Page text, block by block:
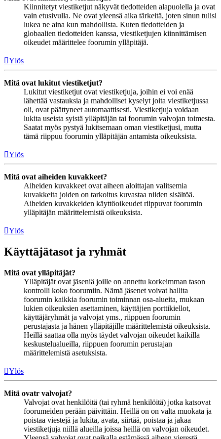
Kiinnitetyt viestiketjut näkyvät tiedotteiden alapuolella ja ovat
vain etusivulla. Ne ovat yleensä aika tärkeitä, joten sinun tulisi
lukea ne aina kun mahdollista. Kuten tiedotteiden ja
globaalien tiedotteiden kanssa, viestiketjujen kiinnittämisen
oikeudet määrittelee foorumin ylläpitäjä.
Ylös
Mitä ovat lukitut viestiketjut?
Lukitut viestiketjut ovat viestiketjuja, joihin ei voi enää
lähettää vastauksia ja mahdolliset kyselyt joita viestiketjussa
oli, ovat päättyneet automaattisesti. Viestiketjuja voidaan
lukita useista syistä ylläpitäjän tai foorumin valvojan toimesta.
Saatat myös pystyä lukitsemaan oman viestiketjusi, mutta
tämä riippuu foorumin ylläpitäjän antamista oikeuksista.
Ylös
Mitä ovat aiheiden kuvakkeet?
Aiheiden kuvakkeet ovat aiheen aloittajan valitsemia
kuvakkeita joiden on tarkoitus kuvastaa niiden sisältöä.
Aiheiden kuvakkeiden käyttöoikeudet riippuvat foorumin
ylläpitäjän määrittelemistä oikeuksista.
Ylös
Käyttäjätasot ja ryhmät
Mitä ovat ylläpitäjät?
Ylläpitäjät ovat jäseniä joille on annettu korkeimman tason
kontrolli koko foorumiin. Nämä jäsenet voivat hallita
foorumin kaikkia foorumin toiminnan osa-alueita, mukaan
lukien oikeuksien asettaminen, käyttäjien porttikiellot,
käyttäjäryhmät ja valvojat yms., riippuen foorumin
perustajasta ja hänen ylläpitäjille määrittelemistä oikeuksista.
Heillä saattaa olla myös täydet valvojan oikeudet kaikilla
keskustelualueilla, riippuen foorumin perustajan
määrittelemistä asetuksista.
Ylös
Mitä ovatr valvojat?
Valvojat ovat henkilöitä (tai ryhmä henkilöitä) jotka katsovat
foorumeiden perään päivittäin. Heillä on on valta muokata ja
poistaa viestejä ja lukita, avata, siirtää, poistaa ja jakaa
viestiketjuja niillä alueilla joissa heillä on valvojan oikeudet.